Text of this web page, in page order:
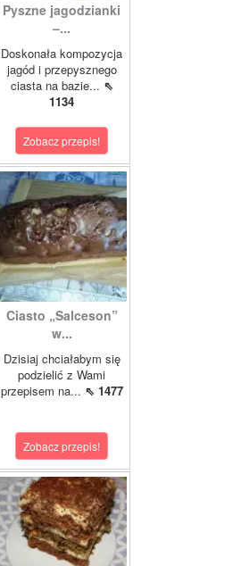
Pyszne jagodzianki
–...
Doskonała kompozycja
jagód i przepysznego
ciasta na bazie... ⇖
1134
Zobacz przepis!
Ciasto „Salceson”
w...
Dzisiaj chciałabym się
podzielić z Wami
przepisem na... ⇖ 1477
Zobacz przepis!